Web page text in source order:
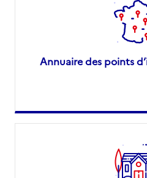
Annuaire des points